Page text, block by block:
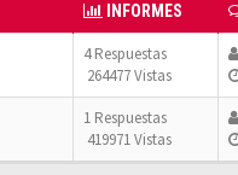
INFORMES
4 Respuestas
264477 Vistas
1 Respuestas
419971 Vistas